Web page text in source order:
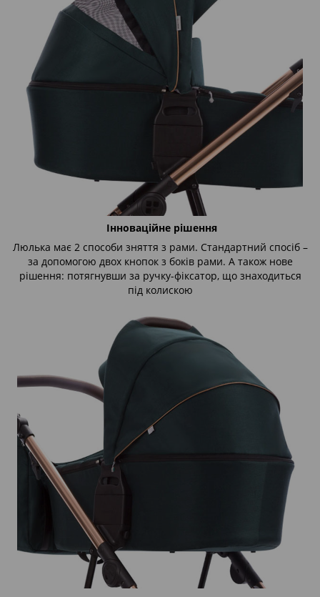
Інноваційне рішення
Люлька має 2 способи зняття з рами. Стандартний спосіб –
за допомогою двох кнопок з боків рами. А також нове
рішення: потягнувши за ручку-фіксатор, що знаходиться
під колискою